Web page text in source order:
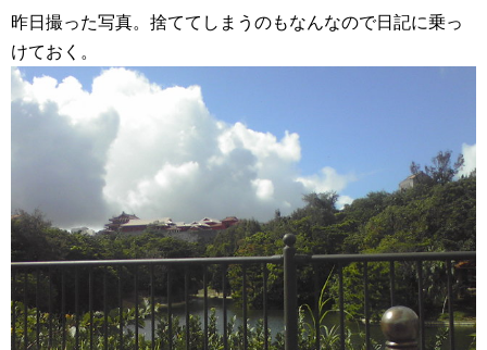
昨日撮った写真。捨ててしまうのもなんなので日記に乗っ
けておく。